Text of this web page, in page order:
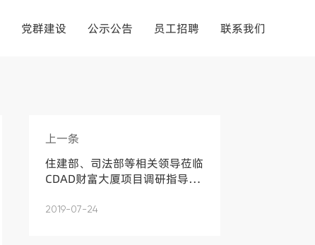
党群建设 公示公告 员工招聘 联系我们
上一条
住建部、司法部等相关领导莅临
CDAD财富大厦项目调研指导工
2019-07-24